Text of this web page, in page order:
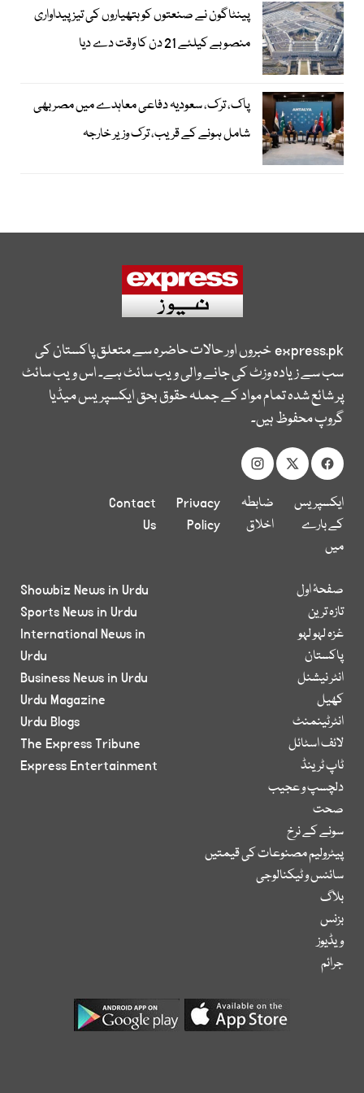
پینٹاگون نے صنعتوں کو ہتھیاروں کی تیز پیداواری
منصوبے کیلئے 21 دن کا وقت دے دیا
پاک، ترک، سعودیہ دفاعی معاہدے میں مصر بھی
شامل ہونے کے قریب، ترک وزیر خارجہ
express.pkخبروں اور حالات حاضرہ سے متعلق پاکستان کی
سب سے زیادہ وزٹ کی جانے والی ویب سائٹ ہے۔ اس ویب سائٹ
پر شائع شدہ تمام مواد کے جملہ حقوق بحق ایکسپریس میڈیا
گروپ محفوظ ہیں۔
ایکسپریس
کے بارے
میں
ضابطہ
اخلاق
Privacy
Policy
Contact
Us
صفحۂ اول
تازہ ترین
غزہ لہو لہو
پاکستان
انٹر نیشنل
کھیل
انٹرٹینمنٹ
لائف اسٹائل
ٹاپ ٹرینڈ
دلچسپ و عجیب
صحت
سونے کے نرخ
پیٹرولیم مصنوعات کی قیمتیں
سائنس و ٹیکنالوجی
بلاگ
بزنس
ویڈیوز
جرائم
Showbiz News in Urdu
Sports News in Urdu
International News in
Urdu
Business News in Urdu
Urdu Magazine
Urdu Blogs
The Express Tribune
Express Entertainment